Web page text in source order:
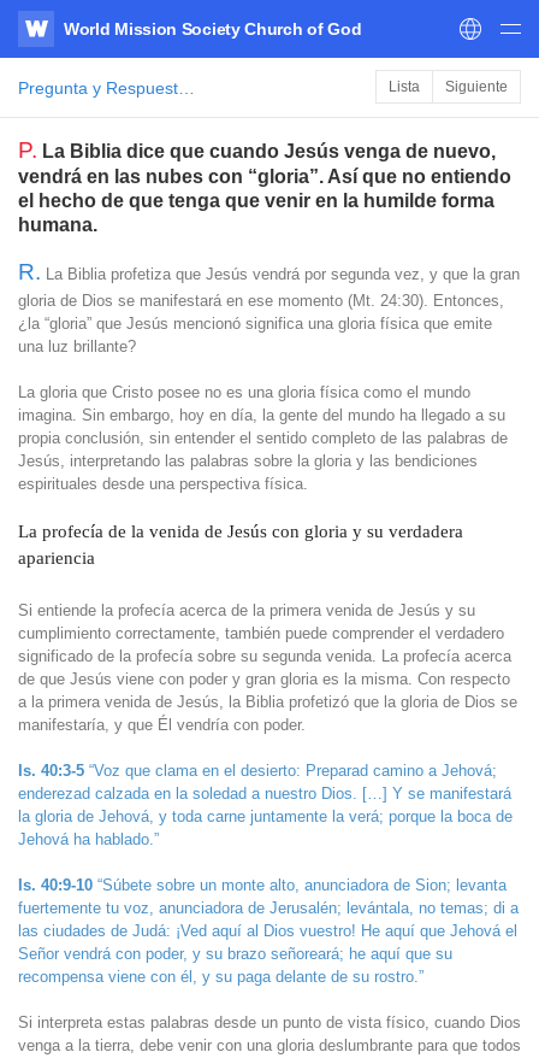
WATV
World Mission Society Church of God
Lista Siguiente
P. La Biblia dice que cuando Jesús venga de nuevo,
vendrá en las nubes con “gloria”. Así que no entiendo
el hecho de que tenga que venir en la humilde forma
humana.
R. La Biblia profetiza que Jesús vendrá por segunda vez, y que la gran
gloria de Dios se manifestará en ese momento (Mt. 24:30). Entonces,
¿la “gloria” que Jesús mencionó significa una gloria física que emite
una luz brillante?
La gloria que Cristo posee no es una gloria física como el mundo
imagina. Sin embargo, hoy en día, la gente del mundo ha llegado a su
propia conclusión, sin entender el sentido completo de las palabras de
Jesús, interpretando las palabras sobre la gloria y las bendiciones
espirituales desde una perspectiva física.
La profecía de la venida de Jesús con gloria y su verdadera
apariencia
Si entiende la profecía acerca de la primera venida de Jesús y su
cumplimiento correctamente, también puede comprender el verdadero
significado de la profecía sobre su segunda venida. La profecía acerca
de que Jesús viene con poder y gran gloria es la misma. Con respecto
a la primera venida de Jesús, la Biblia profetizó que la gloria de Dios se
manifestaría, y que Él vendría con poder.
Is. 40:3-5 “Voz que clama en el desierto: Preparad camino a Jehová;
enderezad calzada en la soledad a nuestro Dios. […] Y se manifestará
la gloria de Jehová, y toda carne juntamente la verá; porque la boca de
Jehová ha hablado.”
Is. 40:9-10 “Súbete sobre un monte alto, anunciadora de Sion; levanta
fuertemente tu voz, anunciadora de Jerusalén; levántala, no temas; di a
las ciudades de Judá: ¡Ved aquí al Dios vuestro! He aquí que Jehová el
Señor vendrá con poder, y su brazo señoreará; he aquí que su
recompensa viene con él, y su paga delante de su rostro.”
Si interpreta estas palabras desde un punto de vista físico, cuando Dios
venga a la tierra, debe venir con una gloria deslumbrante para que todos